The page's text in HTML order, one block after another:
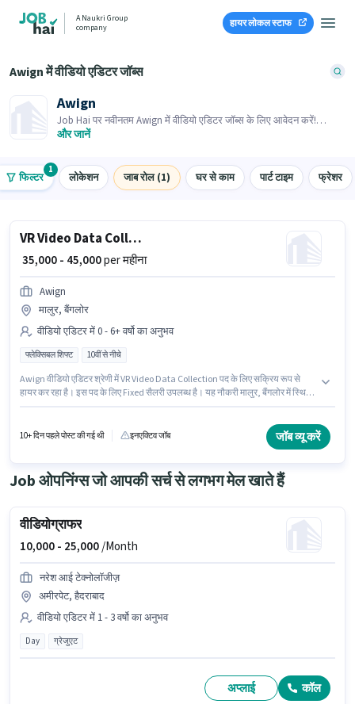
A Naukri Group
company
हायर लोकल स्टाफ
Awign में वीडियो एडिटर जॉब्स
Awign
Job Hai पर नवीनतम Awign में वीडियो एडिटर जॉब्स के लिए आवेदन करें!
भर्तीकर्ता के पास आपके क्षेत्र में तत्काल रिक्तियां हैं।
और जानें
फिल्टर
1
लोकेशन जाब रोल (1) घर से काम पार्ट टाइम फ्रेशर
VR Video Data Collection
₹ 35,000 - 45,000per महीना
Awign
मालुर, बैंगलोर
वीडियो एडिटर में 0 - 6+ वर्षो का अनुभव
फ्लेक्सिबल शिफ्ट 10वीं से नीचे
Awign वीडियो एडिटर श्रेणी में VR Video Data Collection पद के लिए सक्रिय रूप से
हायर कर रहा है। इस पद के लिए Fixed सैलरी उपलब्ध है। यह नौकरी मालुर, बैंगलोर में स्थित
टाइम भूमिका है, जिसमें फ्लेक्सिबल शिफ्ट और 6 days working प्रति सप्ताह है।
10+ दिन पहले पोस्ट की गई थी इनएक्टिव जॉब जॉब व्यू करें
Job ओपनिंग्स जो आपकी सर्च से लगभग मेल खाते हैं
वीडियोग्राफर
10,000 - 25,000/Month
नरेश आई टेक्नोलॉजीज़
अमीरपेट, हैदराबाद
वीडियो एडिटर में 1 - 3 वर्षो का अनुभव
Day ग्रेजुएट
अप्लाई कॉल